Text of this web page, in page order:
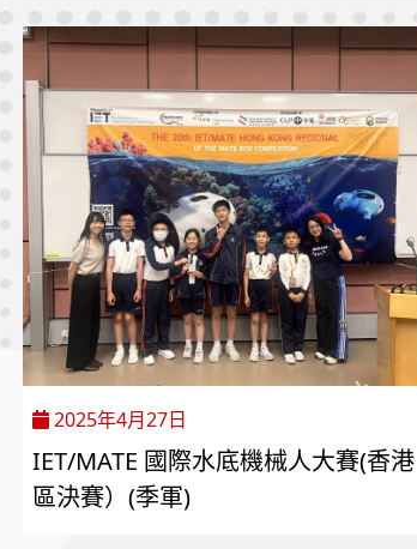
2025年4月27日
IET/MATE 國際水底機械人大賽(香港
區決賽）(季軍)